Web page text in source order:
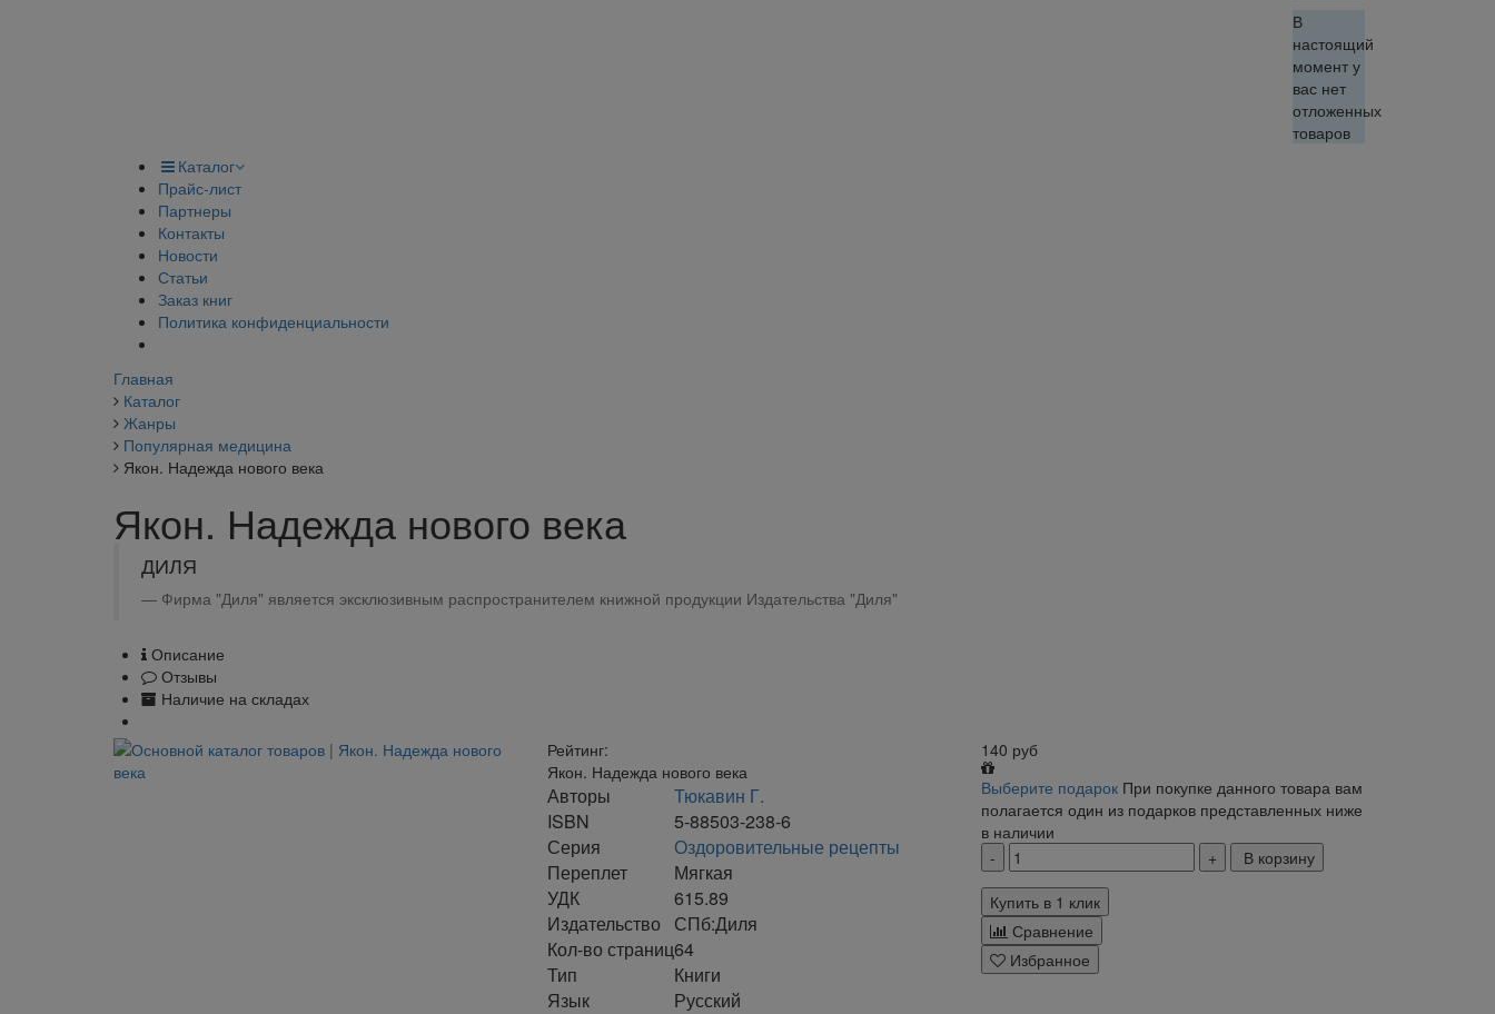
В
настоящий
момент у
вас нет
отложенных
товаров
Каталог
Прайс-лист
Партнеры
Контакты
Новости
Статьи
Заказ книг
Политика конфиденциальности
Главная
Каталог
Жанры
Популярная медицина
Якон. Надежда нового века
Якон. Надежда нового века
ДИЛЯ
Фирма "Диля" является эксклюзивным распространителем книжной продукции Издательства "Диля"
Описание
Отзывы
Наличие на складах
Рейтинг:
Якон. Надежда нового века
Авторы
Тюкавин Г.
ISBN
5-88503-238-6
Серия
Оздоровительные рецепты
Переплет
Мягкая
УДК
615.89
Издательство
СПб:Диля
Кол-во страниц64
Тип
Книги
Язык
Русский
140 руб
Выберите подарок При покупке данного товара вам
полагается один из подарков представленных ниже
в наличии
В корзину
Купить в 1 клик
Сравнение
Избранное